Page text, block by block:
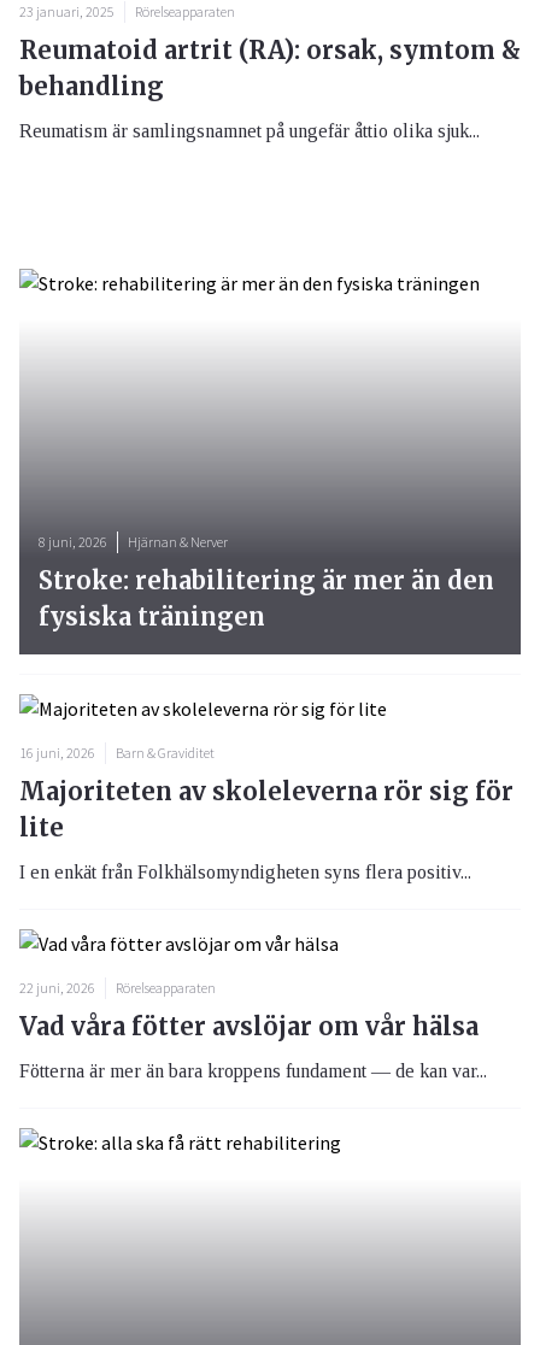
23 januari, 2025 Rörelseapparaten
Reumatoid artrit (RA): orsak, symtom &
behandling
Reumatism är samlingsnamnet på ungefär åttio olika sjuk...
16 juni, 2026 Barn & Graviditet
Majoriteten av skoleleverna rör sig för
lite
I en enkät från Folkhälsomyndigheten syns flera positiv...
22 juni, 2026 Rörelseapparaten
Vad våra fötter avslöjar om vår hälsa
Fötterna är mer än bara kroppens fundament — de kan var...
8 juni, 2026 Hjärnan & Nerver
Stroke: rehabilitering är mer än den
fysiska träningen